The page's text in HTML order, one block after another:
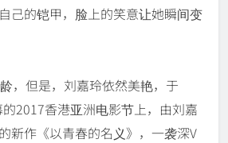
己的铠甲，脸上的笑意让她瞬间变
，但是，刘嘉玲依然美艳，于
2017香港亚洲电影节上，由刘嘉
新作《以青春的名义》，一袭深V